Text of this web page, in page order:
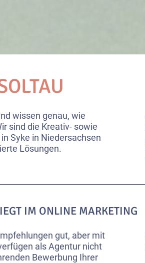
wissen genau, wie
sind die Kreativ- sowie
Syke in Niedersachsen
Lösungen.
IM ONLINE MARKETING
gut, aber mit
als Agentur nicht
Bewerbung Ihrer